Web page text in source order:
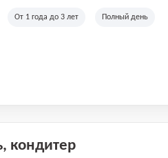
Казахстана и
От 1 года до 3 лет Полный день
кондитер